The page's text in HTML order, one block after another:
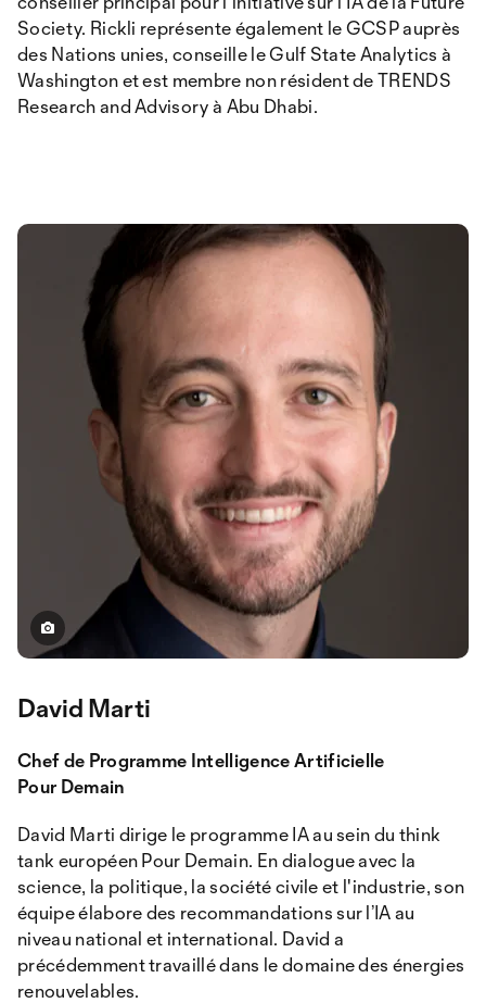
Society. Rickli représente également le GCSP auprès
des Nations unies, conseille le Gulf State Analytics à
Washington et est membre non résident de TRENDS
Research and Advisory à Abu Dhabi.
David Marti
Chef de Programme Intelligence Artificielle
Pour Demain
David Marti dirige le programme IA au sein du think
tank européen Pour Demain. En dialogue avec la
science, la politique, la société civile et l'industrie, son
équipe élabore des recommandations sur l’IA au
niveau national et international. David a
précédemment travaillé dans le domaine des énergies
renouvelables.